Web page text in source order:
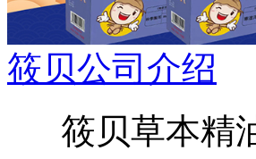
筱贝公司介绍
筱贝草本精油